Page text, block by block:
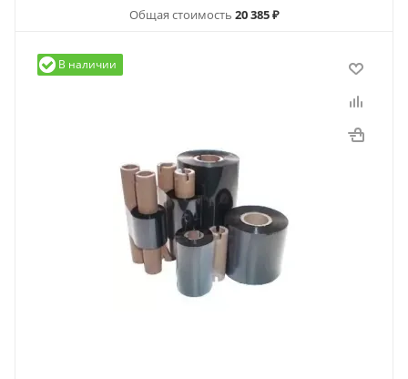
Общая стоимость 20 385 ₽
В наличии